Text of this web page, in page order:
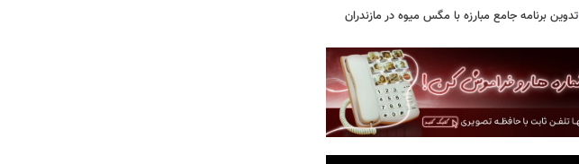
تدوین برنامه جامع مبارزه با مگس میوه در مازندران